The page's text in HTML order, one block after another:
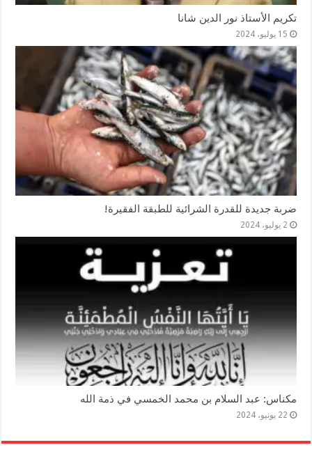
تكريم الأستاذ نور الدين شانا
15 يوليو، 2024
ضربة جديدة للقدرة الشرائية للطبقة الفقيرة!
2 يوليو، 2024
مكناس: عبد السلام بن محمد الخمسي في ذمة الله
22 يونيو، 2024